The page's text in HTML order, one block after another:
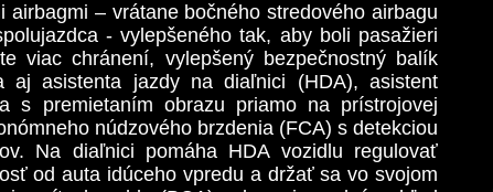
airbagmi – vrátane bočného stredového airbagu
- vylepšeného tak, aby boli pasažieri
viac chránení, vylepšený bezpečnostný balík
aj asistenta jazdy na diaľnici (HDA), asistent
s premietaním obrazu priamo na prístrojovej
núdzového brzdenia (FCA) s detekciou
Na diaľnici pomáha HDA vozidlu regulovať
od auta idúceho vpredu a držať sa vo svojom